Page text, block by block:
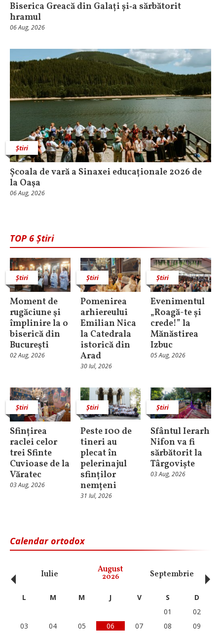
Biserica Greacă din Galați și‑a sărbătorit
hramul
06 Aug, 2026
Știri
Școala de vară a Sinaxei educaționale 2026 de
la Oaşa
06 Aug, 2026
TOP 6 Știri
Știri
Moment de
rugăciune şi
împlinire la o
biserică din
Bucureşti
02 Aug, 2026
Știri
Pomenirea
arhiereului
Emilian Nica
la Catedrala
istorică din
Arad
30 Iul, 2026
Știri
Evenimentul
„Roagă-te și
crede!” la
Mănăstirea
Izbuc
05 Aug, 2026
Știri
Sfințirea
raclei celor
trei Sfinte
Cuvioase de la
Văratec
03 Aug, 2026
Știri
Peste 100 de
tineri au
plecat în
pelerinajul
sfinților
nemțeni
31 Iul, 2026
Știri
Sfântul Ierarh
Nifon va fi
sărbătorit la
Târgoviște
03 Aug, 2026
Calendar ortodox
Iulie August
2026 Septembrie
‹ L M M J V S
D
01
02
03
04 05 06 07 08 09